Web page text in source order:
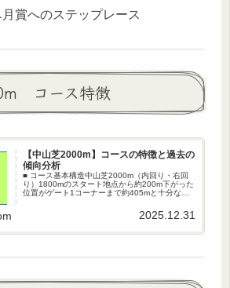
賞へのステップレース
コース特徴
【中山芝2000m】コースの特徴と過去の
傾向分析
■ コース基本構造中山芝2000m（内回り・右回
り）1800mのスタート地点から約200m下がった
位置がゲート1コーナーまで約405mと十分な距
必須■ ペース傾向スタート後、先行争いが激化し
2025.12.31